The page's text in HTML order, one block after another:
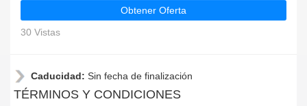
Obtener Oferta
30 Vistas
Caducidad: Sin fecha de finalización
TÉRMINOS Y CONDICIONES